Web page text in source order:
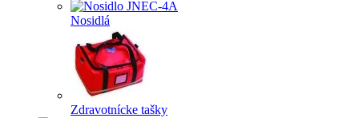
Nosidlá
Zdravotnícke tašky